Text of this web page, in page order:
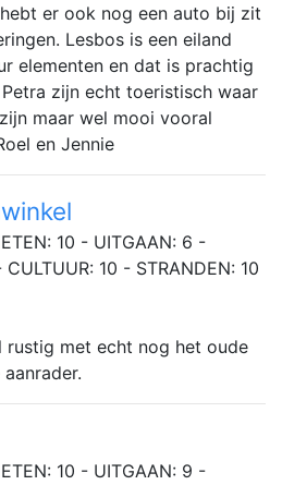
er ook nog een auto bij zit
Lesbos is een eiland
elementen en dat is prachtig
zijn echt toeristisch waar
maar wel mooi vooral
en Jennie
10 - UITGAAN: 6 -
10 - STRANDEN: 10
rustig met echt nog het oude
10 - UITGAAN: 9 -